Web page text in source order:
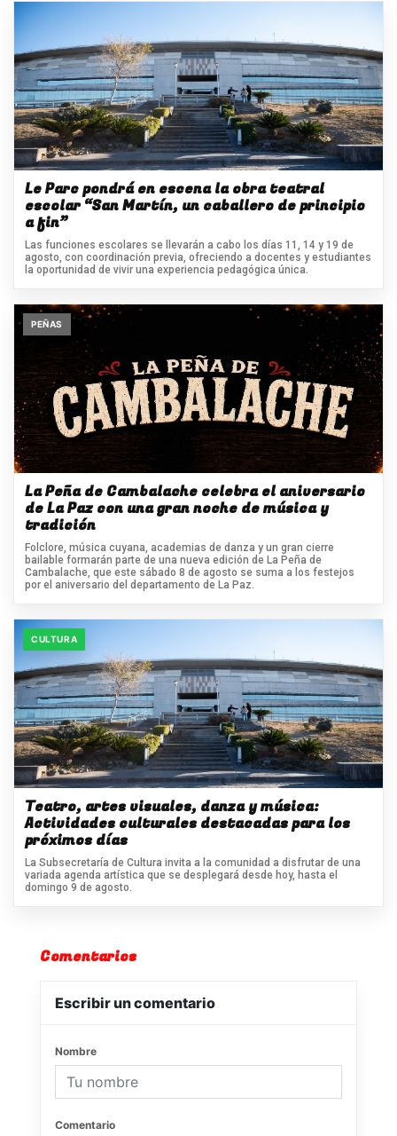
Le Parc pondrá en escena la obra teatral
escolar “San Martín, un caballero de principio
a fin”
Las funciones escolares se llevarán a cabo los días 11, 14 y 19 de
agosto, con coordinación previa, ofreciendo a docentes y estudiantes
la oportunidad de vivir una experiencia pedagógica única.
PEÑAS
La Peña de Cambalache celebra el aniversario
de La Paz con una gran noche de música y
tradición
Folclore, música cuyana, academias de danza y un gran cierre
bailable formarán parte de una nueva edición de La Peña de
Cambalache, que este sábado 8 de agosto se suma a los festejos
por el aniversario del departamento de La Paz.
CULTURA
Teatro, artes visuales, danza y música:
Actividades culturales destacadas para los
próximos días
La Subsecretaría de Cultura invita a la comunidad a disfrutar de una
variada agenda artística que se desplegará desde hoy, hasta el
domingo 9 de agosto.
Comentarios
Escribir un comentario
Nombre
Comentario